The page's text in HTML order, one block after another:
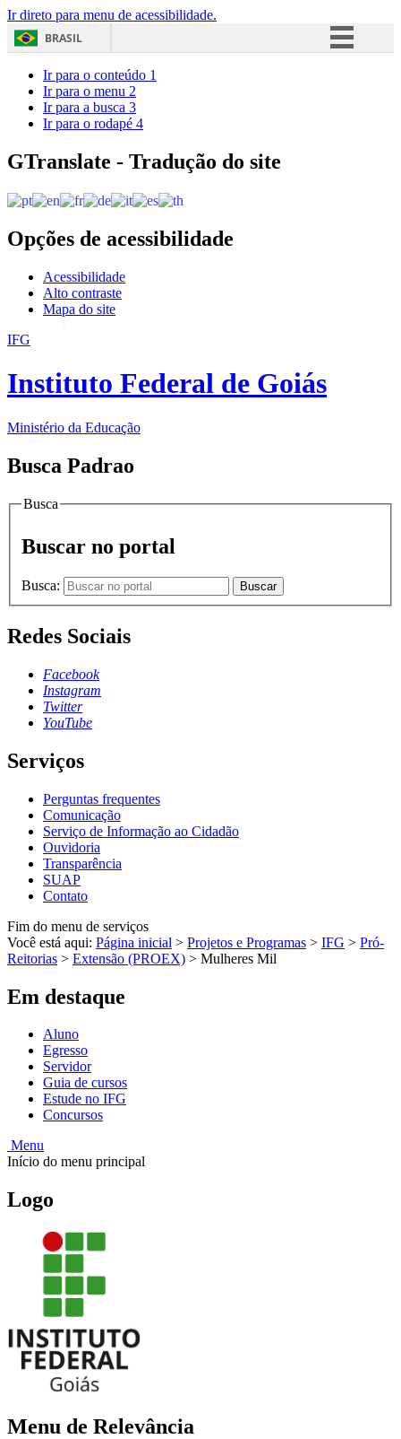
Ir direto para menu de acessibilidade.
BRASIL
Acesso à informação
Ir para o conteúdo 1
Ir para o menu 2
Ir para a busca 3
Ir para o rodapé 4
GTranslate - Tradução do site
Opções de acessibilidade
Acessibilidade
Alto contraste
Mapa do site
IFG
Instituto Federal de Goiás
Ministério da Educação
Busca Padrao
Busca
Buscar no portal
Busca: Buscar
Redes Sociais
Facebook
Instagram
Twitter
YouTube
Serviços
Perguntas frequentes
Comunicação
Serviço de Informação ao Cidadão
Ouvidoria
Transparência
SUAP
Contato
Fim do menu de serviços
Você está aqui: Página inicial > Projetos e Programas > IFG > Pró-
Reitorias > Extensão (PROEX) > Mulheres Mil
Em destaque
Aluno
Egresso
Servidor
Guia de cursos
Estude no IFG
Concursos
Menu
Início do menu principal
Logo
Menu de Relevância